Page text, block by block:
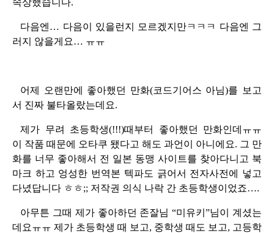
속상했습니다.
다음엔… 다음이 있을런지 모르겠지만ㅋㅋㅋ 다음엔 그
러지 않을게요… ㅠㅠ
어제 오랜만에 좋아했던 만화(코드기어스 아님)를 보고
서 진짜 불타올랐는데요.
제가 무려 초등학생(!!!)때부터 좋아했던 만화인데ㅠㅠ
이 작품 때문에 오타쿠 됐다고 해도 과언이 아니에요. 그 만
화를 너무 좋아해서 전 일본 동맹 사이트를 찾아다니고 북
마크 하고 엉성한 번역본 텍파도 긁어서 전자사전에 넣고
다녔답니다 ㅎㅎ;; 저작권 의식 나락 간 초등학생이었죠….
아무튼 그때 제가 좋아하던 존잘님 “미유키”님이 계셨는
데요ㅠㅠ 제가 초등학생 때 보고, 중학생 때도 보고, 고등학